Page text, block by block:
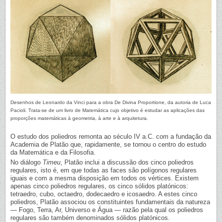
Desenhos de Leonardo da Vinci para a obra De Divina Proportione, da autoria de Luca
Pacioli. Trata-se de um livro de Matemática cujo objetivo é estudar as aplicações das
proporções matemáticas à geometria, à arte e à arquitetura.
O estudo dos poliedros remonta ao século IV a.C. com a fundação da
Academia de Platão que, rapidamente, se tornou o centro do estudo
da Matemática e da Filosofia.
No diálogo Timeu , Platão inclui a discussão dos cinco poliedros
regulares, isto é, em que todas as faces são polígonos regulares
iguais e com a mesma disposição em todos os vértices. Existem
apenas cinco poliedros regulares, os cinco sólidos platónicos:
tetraedro, cubo, octaedro, dodecaedro e icosaedro. A estes cinco
poliedros, Platão associou os constituintes fundamentais da natureza
— Fogo, Terra, Ar, Universo e Água — razão pela qual os poliedros
regulares são também denominados sólidos platónicos.